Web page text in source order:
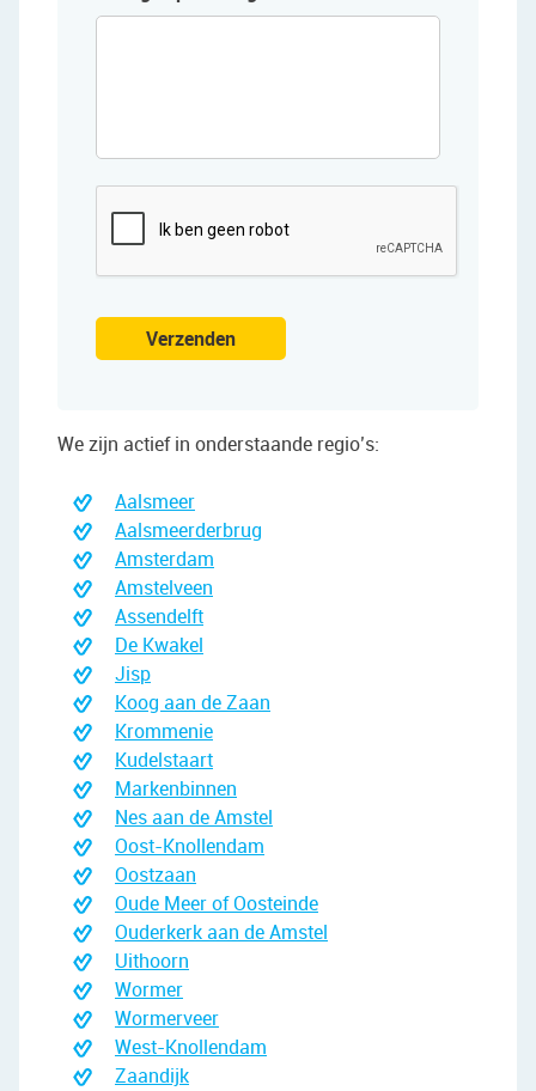
Verzenden
We zijn actief in onderstaande regio’s:
Aalsmeer
Aalsmeerderbrug
Amsterdam
Amstelveen
Assendelft
De Kwakel
Jisp
Koog aan de Zaan
Krommenie
Kudelstaart
Markenbinnen
Nes aan de Amstel
Oost-Knollendam
Oostzaan
Oude Meer of Oosteinde
Ouderkerk aan de Amstel
Uithoorn
Wormer
Wormerveer
West-Knollendam
Zaandijk